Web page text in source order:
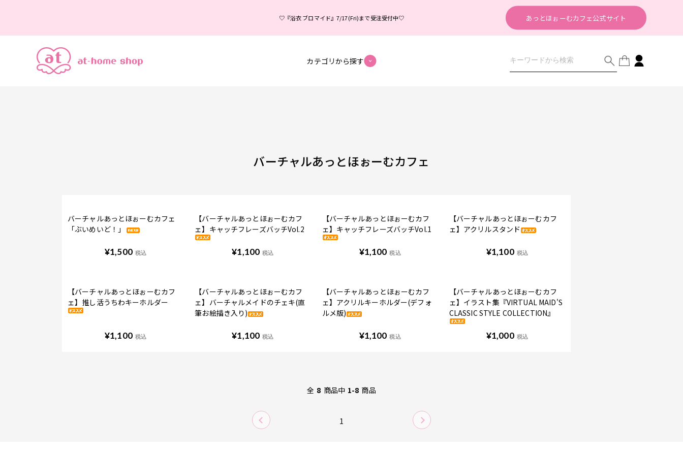
♡『浴衣 ブロマイド』7/17(Fri)まで受注受付中♡ あっとほぉーむカフェ公式サイト
カテゴリから探す
バーチャルあっとほぉーむカフェ
バーチャルあっとほぉーむカフェ
「ぶいめいど！」
¥1,500 税込
【バーチャルあっとほぉーむカフ
ェ】キャッチフレーズバッチVol.2
¥1,100 税込
【バーチャルあっとほぉーむカフ
ェ】キャッチフレーズバッチVol.1
¥1,100 税込
【バーチャルあっとほぉーむカフ
ェ】アクリルスタンド
¥1,100 税込
【バーチャルあっとほぉーむカフ
ェ】推し活うちわキーホルダー
¥1,100 税込
【バーチャルあっとほぉーむカフ
ェ】バーチャルメイドのチェキ(直
筆お絵描き入り)
¥1,100 税込
【バーチャルあっとほぉーむカフ
ェ】アクリルキーホルダー(デフォ
ルメ版)
¥1,100 税込
【バーチャルあっとほぉーむカフ
ェ】イラスト集『VIRTUAL MAID'S
CLASSIC STYLE COLLECTION』
¥1,000 税込
全 8 商品中 1-8 商品
1